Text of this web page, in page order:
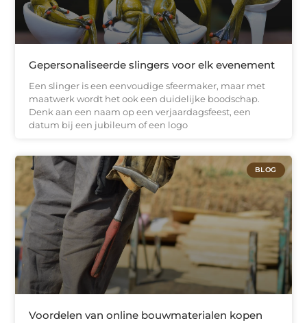
Gepersonaliseerde slingers voor elk evenement
Een slinger is een eenvoudige sfeermaker, maar met
maatwerk wordt het ook een duidelijke boodschap.
Denk aan een naam op een verjaardagsfeest, een
datum bij een jubileum of een logo
BLOG
Voordelen van online bouwmaterialen kopen